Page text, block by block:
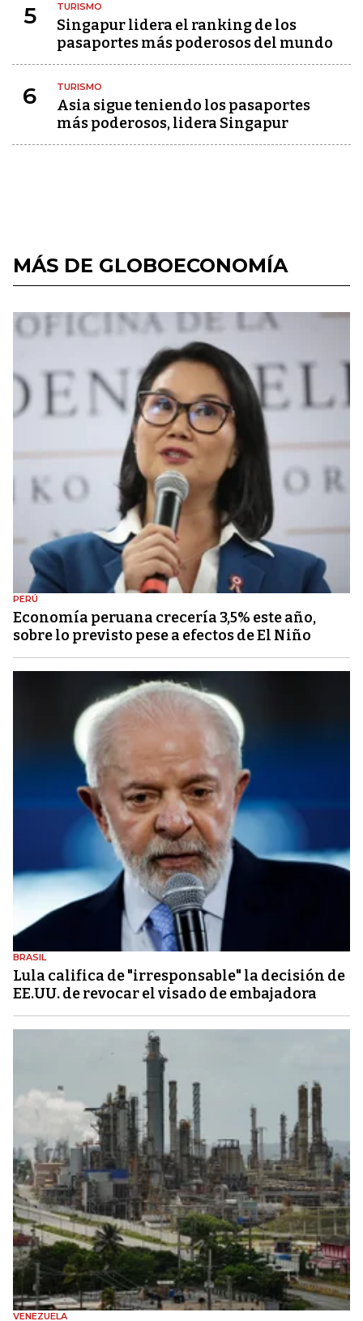
5 TURISMO
Singapur lidera el ranking de los
pasaportes más poderosos del mundo
6 TURISMO
Asia sigue teniendo los pasaportes
más poderosos, lidera Singapur
MÁS DE GLOBOECONOMÍA
PERÚ
Economía peruana crecería 3,5% este año,
sobre lo previsto pese a efectos de El Niño
BRASIL
Lula califica de "irresponsable" la decisión de
EE.UU. de revocar el visado de embajadora
VENEZUELA